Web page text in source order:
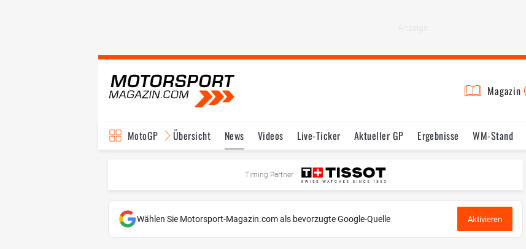
Magazin
MotoGP Übersicht News Videos Live-Ticker Aktueller GP Ergebnisse WM-Stand
Testfahrten Reglement
Timing Partner
Wählen Sie Motorsport-Magazin.com als bevorzugte Google-Quelle Aktivieren